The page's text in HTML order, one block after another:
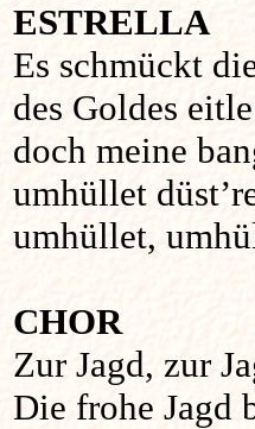
ESTRELLA
Es schmückt
des Goldes
doch meine
umhüllet
umhüllet,
CHOR
Zur Jagd, zur
Die frohe Jagd